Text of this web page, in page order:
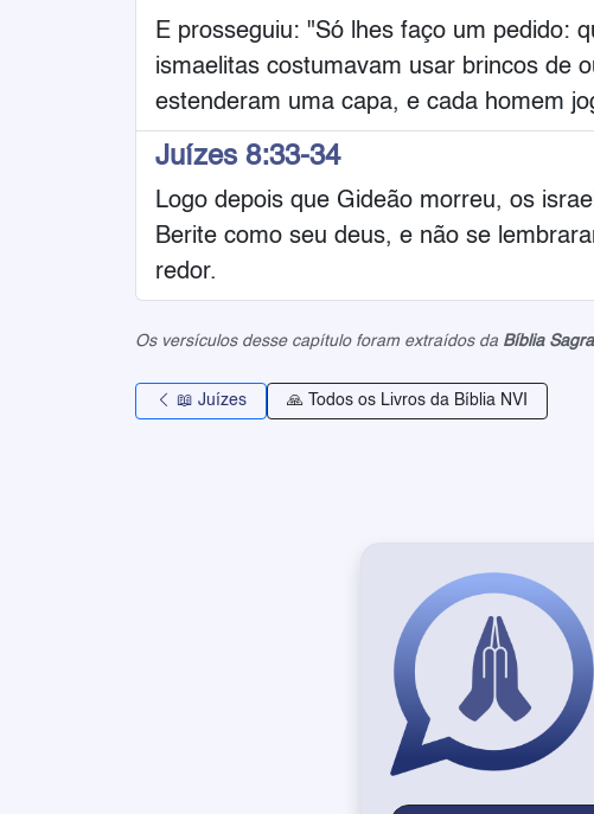
E prosseguiu: "Só lhes faço um pedido:
ismaelitas costumavam usar brincos de
estenderam uma capa, e cada homem
Juízes 8:33-34
Logo depois que Gideão morreu, os
Berite como seu deus, e não se
redor.
Os versículos desse capítulo foram extraídos da Bíblia
📖 Juízes 🙏 Todos os Livros da Bíblia NVI